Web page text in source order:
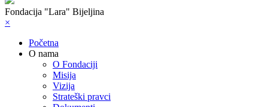
Fondacija "Lara" Bijeljina
×
Početna
O nama
O Fondaciji
Misija
Vizija
Strateški pravci